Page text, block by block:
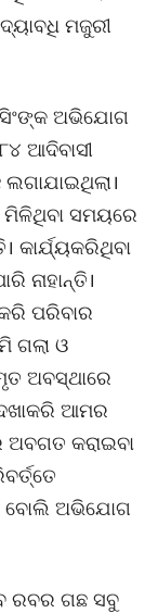
ମଜୁରୀ
ସିଂଙ୍କ ଅଭିଯୋଗ
ଆଦିବାସୀ
ମିଳିଥିବା ସମୟରେ
କାର୍ଯ୍ୟକରିଥିବା
ନାହାନ୍ତି।
ପରିବାର
ଗଲା ଓ
ଅବସ୍ଥାରେ
ଆମର
କରାଇବା
ବୋଲି ଅଭିଯୋଗ
ରବର ଗଛ ସବୁ